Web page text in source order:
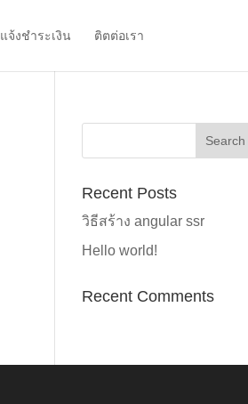
แจ้งชำระเงิน ติตต่อเรา
Recent Posts
วิธีสร้าง angular ssr
Hello world!
Recent Comments